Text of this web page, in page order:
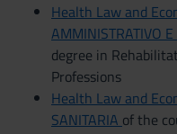
Health Law and
AMMINISTRATIVO
degree in
Professions
Health Law and
SANITARIA of the